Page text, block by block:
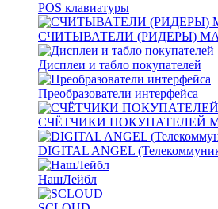
POS клавиатуры
СЧИТЫВАТЕЛИ (РИДЕРЫ)
Дисплеи и табло покупателей
Преобразователи интерфейса
СЧЁТЧИКИ ПОКУПАТЕЛЕЙ
DIGITAL ANGEL
НашЛейбл